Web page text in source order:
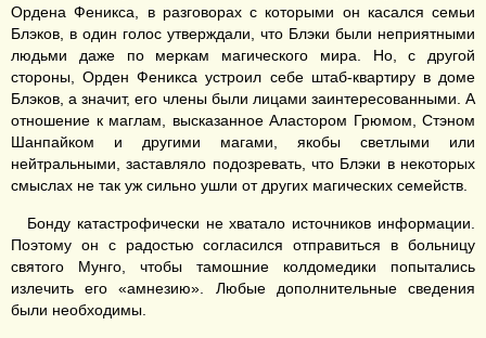
Ордена Феникса, в разговорах с которыми он касался семьи
Блэков, в один голос утверждали, что Блэки были неприятными
людьми даже по меркам магического мира. Но, с другой
стороны, Орден Феникса устроил себе штаб-квартиру в доме
Блэков, а значит, его члены были лицами заинтересованными. А
отношение к маглам, высказанное Аластором Грюмом, Стэном
Шанпайком и другими магами, якобы светлыми или
нейтральными, заставляло подозревать, что Блэки в некоторых
смыслах не так уж сильно ушли от других магических семейств.
Бонду катастрофически не хватало источников информации.
Поэтому он с радостью согласился отправиться в больницу
святого Мунго, чтобы тамошние колдомедики попытались
излечить его «амнезию». Любые дополнительные сведения
были необходимы.